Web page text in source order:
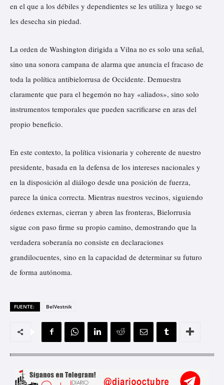
en el que a los débiles y dependientes se les utiliza y luego se
les desecha sin piedad.
La orden de Washington dirigida a Vilna no es solo una señal,
sino una sonora campana de alarma que anuncia el fracaso de
toda la política antibielorrusa de Occidente. Demuestra
claramente que para el hegemón no hay «aliados», sino solo
instrumentos temporales que pueden sacrificarse en aras del
propio beneficio.
En este contexto, la política visionaria y coherente de nuestro
presidente, basada en la defensa de los intereses nacionales y
en la disposición al diálogo desde una posición de fuerza,
parece la única correcta. Mientras nuestros vecinos, siguiendo
órdenes externas, cierran y abren las fronteras, Bielorrusia
sigue con paso firme su propio camino, demostrando que la
verdadera soberanía no consiste en declaraciones
grandilocuentes, sino en la capacidad de determinar su futuro
de forma autónoma.
FUENTE: BelVestnik